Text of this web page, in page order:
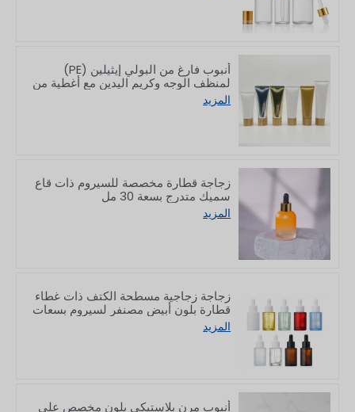
أنبوب فارغ من البولي إيثيلين (PE)
لمنظف الوجه وكريم اليدين مع أغطية من
الخيزران، سعة 50/80/100/150 غرام
المزيد
زجاجة قطارة مخصصة للسيروم ذات قاع
سميك متدرج بسعة 30 مل
المزيد
زجاجة زجاجية مسطحة الكتف ذات غطاء
قطارة بلون أبيض مصنفر لسيروم بسعات
10/30/50/60/80/100 مل
المزيد
أنبوب مرن بلاستيكي بلون مخصص على